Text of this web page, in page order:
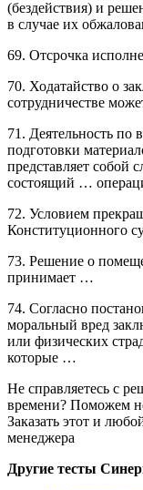
(бездействия) и
в случае их
69. Отсрочка
70. Ходатайство о
сотрудничестве
71. Деятельность по
подготовки
представляет собой
состоящий …
72. Условием
Конституционного
73. Решение о
принимает …
74. Согласно
моральный вред
или физических
которые …
Не справляетесь с
времени? Поможем
Заказать этот и
менеджера
Другие тесты